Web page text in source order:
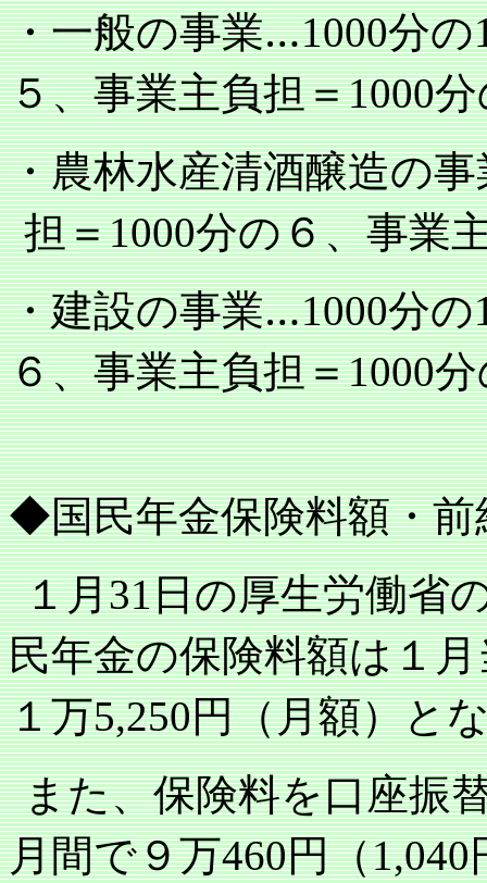
・一般の事業…1000分の
５、事業主負担＝1000
・農林水産清酒醸造の
担＝1000分の６、事業
・建設の事業…1000分の
６、事業主負担＝1000
◆国民年金保険料額・前
１月31日の厚生労働省
民年金の保険料額は１
１万5,250円（月額）と
また、保険料を口座振
月間で９万460円（1,040